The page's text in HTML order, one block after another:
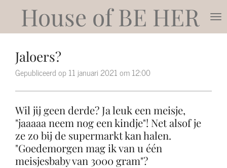
naar
hoofdinhoud
House ofBE HER
Jaloers?
Gepubliceerd op 11 januari 2021 om 12:00
Wil jij geen derde? Ja leuk een meisje,
"jaaaaa neem nog een kindje"! Net alsof je
ze zo bij de supermarkt kan halen.
"Goedemorgen mag ik van u één
meisjesbaby van 3000 gram"?